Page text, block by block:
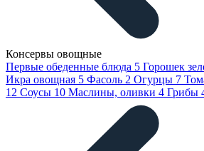
Консервы овощные
Первые обеденные блюда 5 Горошек
Икра овощная 5 Фасоль 2 Огурцы 7
12 Соусы 10 Маслины, оливки 4 Грибы